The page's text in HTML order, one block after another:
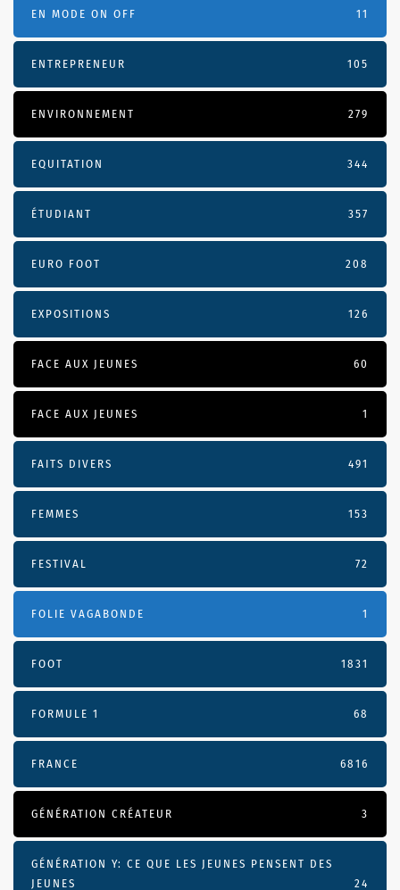
EN MODE ON OFF 11
ENTREPRENEUR 105
ENVIRONNEMENT 279
EQUITATION 344
ÉTUDIANT 357
EURO FOOT 208
EXPOSITIONS 126
FACE AUX JEUNES 60
FACE AUX JEUNES 1
FAITS DIVERS 491
FEMMES 153
FESTIVAL 72
FOLIE VAGABONDE 1
FOOT 1831
FORMULE 1 68
FRANCE 6816
GÉNÉRATION CRÉATEUR 3
GÉNÉRATION Y: CE QUE LES JEUNES PENSENT DES
JEUNES
24